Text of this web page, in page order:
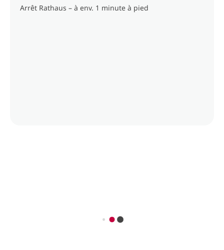
Arrêt Rathaus – à env. 1 minute à pied